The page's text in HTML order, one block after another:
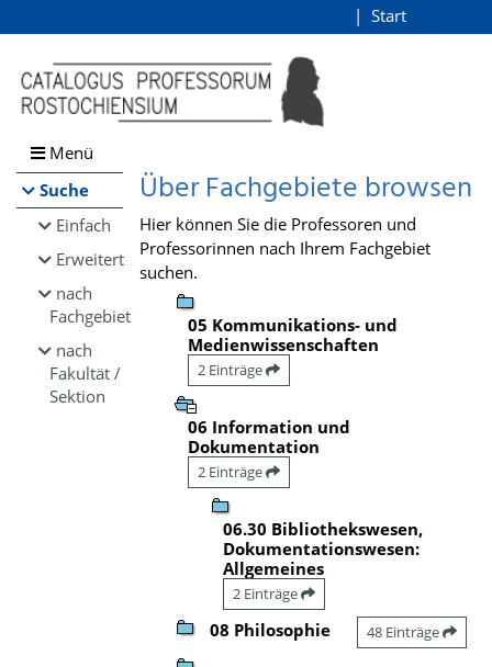
Browsen
direkt zum Inhalt
Start
Menü
Suche
Einfach
Erweitert
nach
Fachgebiet
nach
Fakultät /
Sektion
Über Fachgebiete browsen
Hier können Sie die Professoren und
Professorinnen nach Ihrem Fachgebiet
suchen.
05 Kommunikations- und
Medienwissenschaften
2 Einträge
06 Information und
Dokumentation
2 Einträge
06.30 Bibliothekswesen,
Dokumentationswesen:
Allgemeines
2 Einträge
08 Philosophie 48 Einträge